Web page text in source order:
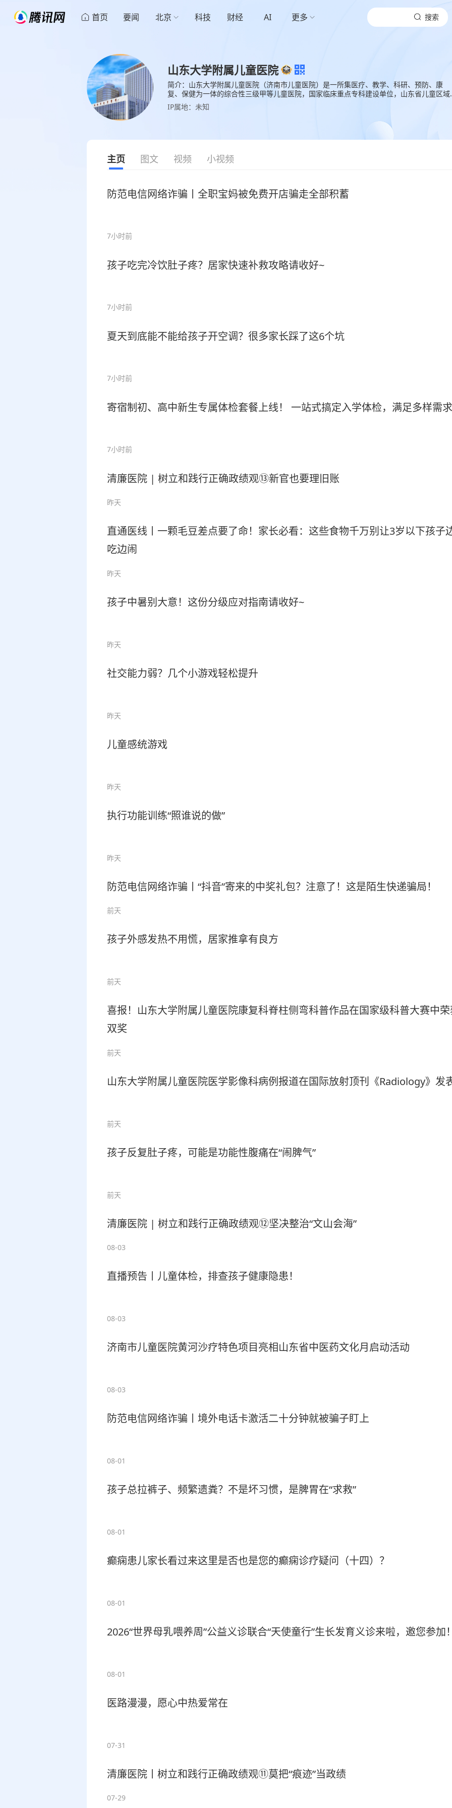
首页 要闻 北京 科技 财经 AI 更多 搜索
山东大学附属儿童医院
简介：山东大学附属儿童医院（济南市儿童医院）是一所集医疗、教学、科研、预防、康
复、保健为一体的综合性三级甲等儿童医院，国家临床重点专科建设单位，山东省儿童区域
医疗中心，山东省首批重点专病专科医院。
IP属地：未知
主页 图文 视频 小视频
防范电信网络诈骗丨全职宝妈被免费开店骗走全部积蓄
7小时前
孩子吃完冷饮肚子疼？居家快速补救攻略请收好~
7小时前
夏天到底能不能给孩子开空调？很多家长踩了这6个坑
7小时前
寄宿制初、高中新生专属体检套餐上线！ 一站式搞定入学体检，满足多样需求
7小时前
清廉医院 | 树立和践行正确政绩观⑬新官也要理旧账
昨天
直通医线丨一颗毛豆差点要了命！家长必看：这些食物千万别让3岁以下孩子
吃边闹
昨天
孩子中暑别大意！这份分级应对指南请收好~
昨天
社交能力弱？几个小游戏轻松提升
昨天
儿童感统游戏
昨天
执行功能训练“照谁说的做”
昨天
防范电信网络诈骗丨“抖音”寄来的中奖礼包？注意了！这是陌生快递骗局！
前天
孩子外感发热不用慌，居家推拿有良方
前天
喜报！山东大学附属儿童医院康复科脊柱侧弯科普作品在国家级科普大赛中
双奖
前天
山东大学附属儿童医院医学影像科病例报道在国际放射顶刊《Radiology》发
前天
孩子反复肚子疼，可能是功能性腹痛在“闹脾气”
前天
清廉医院 | 树立和践行正确政绩观⑫坚决整治“文山会海”
08-03
直播预告丨儿童体检，排查孩子健康隐患！
08-03
济南市儿童医院黄河沙疗特色项目亮相山东省中医药文化月启动活动
08-03
防范电信网络诈骗丨境外电话卡激活二十分钟就被骗子盯上
08-01
孩子总拉裤子、频繁遗粪？不是坏习惯，是脾胃在“求救”
08-01
癫痫患儿家长看过来这里是否也是您的癫痫诊疗疑问（十四）？
08-01
2026“世界母乳喂养周”公益义诊联合“天使童行”生长发育义诊来啦，邀您参加
08-01
医路漫漫，愿心中热爱常在
07-31
清廉医院丨树立和践行正确政绩观⑪‌莫把“痕迹”当政绩
07-29